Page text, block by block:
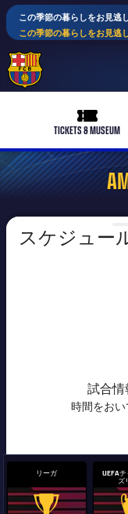
この季節の暮らしをお見逃
この季節の暮らしをお見逃
ticket-full
TICKETS & MUSEUM
監督
plusicon
label.aria.plus
Facilities
PLUSICON
トップチー
結果
チケット
順位表
PLUSICON
トップチー
スケジュー
チケット
PLUSICON
トップチー
plusicon
label.aria.plus
スケジュー
試合
時間をお
リーガ
UEFA
ズ